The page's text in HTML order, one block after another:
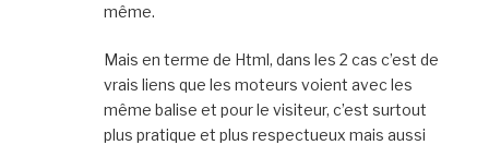
même.
Mais en terme de Html, dans les 2 cas c’est de
vrais liens que les moteurs voient avec les
même balise et pour le visiteur, c’est surtout
plus pratique et plus respectueux mais aussi